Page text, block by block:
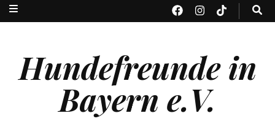
Hundefreunde in
Bayern e.V.